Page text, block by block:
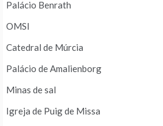
Palácio Benrath
OMSI
Catedral de Múrcia
Palácio de Amalienborg
Minas de sal
Igreja de Puig de Missa